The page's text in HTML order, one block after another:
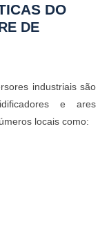
DO
DE
industriais são
e ares
locais como: